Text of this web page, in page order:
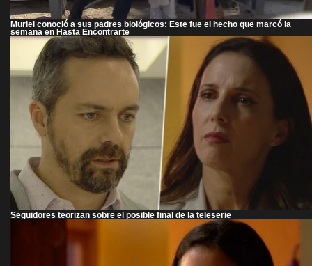
Muriel conoció a sus padres biológicos: Este fue el hecho que marcó la
semana en Hasta Encontrarte
Seguidores teorizan sobre el posible final de la teleserie